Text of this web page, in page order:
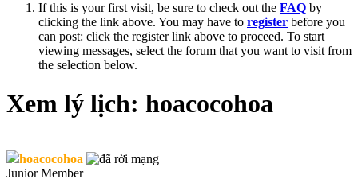
If this is your first visit, be sure to check out the FAQ by
clicking the link above. You may have to register before you
can post: click the register link above to proceed. To start
viewing messages, select the forum that you want to visit from
the selection below.
Xem lý lịch: hoacocohoa
hoacocohoa
Junior Member